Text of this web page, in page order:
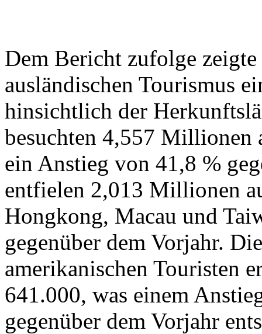
Dem Bericht zufolge
ausländischen Tourismus
hinsichtlich der
besuchten 4,557 Millionen
ein Anstieg von 41,8 %
entfielen 2,013 Millionen
Hongkong, Macau und
gegenüber dem Vorjahr.
amerikanischen Touristen
641.000, was einem
gegenüber dem Vorjahr